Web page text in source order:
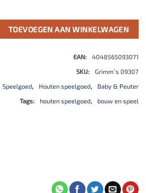
blauw aantal
TOEVOEGEN AAN WINKELWAGEN
EAN:
4048565093071
SKU:
Grimm´s 09307
Speelgoed, Houten speelgoed,
Baby & Peuter
Tags:
houten speelgoed, bouw en speel